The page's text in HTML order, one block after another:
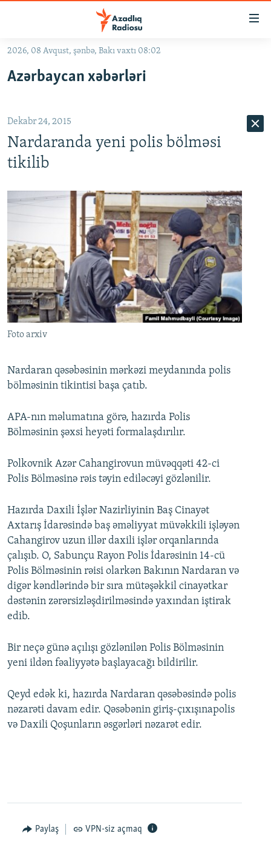
Əsas
qayıt
qayıt
Axtarışa
keç
ARAŞDIRMA
FOTOQALEREYA
İNFOQRAFIKA
KARIKATURA
RADIO ARXIV
OXU ZALI
AZƏRBAYCAN ƏDƏBIYYATI KITABXANASI
İSLAM VƏ DEMOKRATIYA
HAQQIMIZDA
MISSIYAMIZ
PEŞƏ ETIKASI VƏ JURNALISTIKA STANDARTLARIMIZ
BIZIMLƏ ƏLAQƏ
XƏBƏR BÜLLETENLƏRIMIZ
BIZI IZLƏ
2026, 08 Avqust, şənbə, Bakı vaxtı 08:02
Azərbaycan xəbərləri
Dekabr 24, 2015
Nardaranda yeni polis bölməsi
tikilib
Foto arxiv
Nardaran qəsəbəsinin mərkəzi meydanında polis
bölməsinin tikintisi başa çatıb.
APA-nın məlumatına görə, hazırda Polis
Bölməsinin şəxsi heyəti formalaşdırılır.
Polkovnik Azər Cahangirovun müvəqqəti 42-ci
Polis Bölməsinə rəis təyin ediləcəyi gözlənilir.
Hazırda Daxili İşlər Nazirliyinin Baş Cinayət
Axtarış İdarəsində baş əməliyyat müvəkkili işləyən
Cahangirov uzun illər daxili işlər orqanlarında
çalışıb. O, Sabunçu Rayon Polis İdarəsinin 14-cü
Polis Bölməsinin rəisi olarkən Bakının Nardaran və
digər kəndlərində bir sıra mütəşəkkil cinayətkar
dəstənin zərərsizləşdirilməsində yaxından iştirak
edib.
Bir neçə günə açılışı gözlənilən Polis Bölməsinin
yeni ildən fəaliyyətə başlayacağı bildirilir.
Qeyd edək ki, hazırda Nardaran qəsəbəsində polis
nəzarəti davam edir. Qəsəbənin giriş-çıxışınapolis
və Daxili Qoşunların əsgərləri nəzarət edir.
Paylaş VPN-siz açmaq